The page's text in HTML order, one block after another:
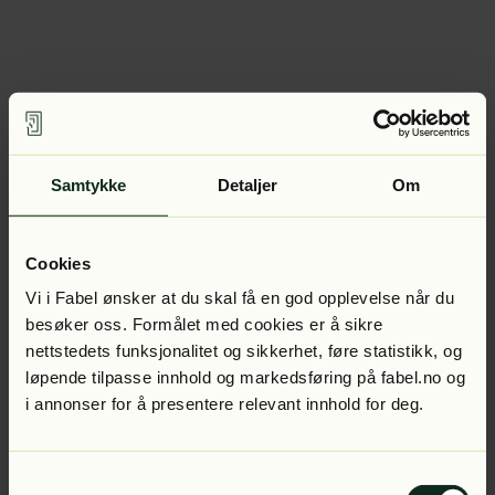
Samtykke Detaljer Om
Cookies
Vi i Fabel ønsker at du skal få en god opplevelse når du
besøker oss. Formålet med cookies er å sikre
nettstedets funksjonalitet og sikkerhet, føre statistikk, og
løpende tilpasse innhold og markedsføring på fabel.no og
i annonser for å presentere relevant innhold for deg.